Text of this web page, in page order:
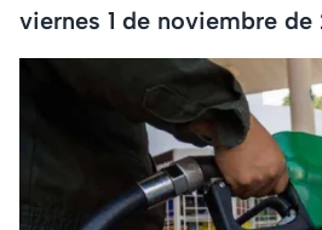
viernes 1 de noviembre